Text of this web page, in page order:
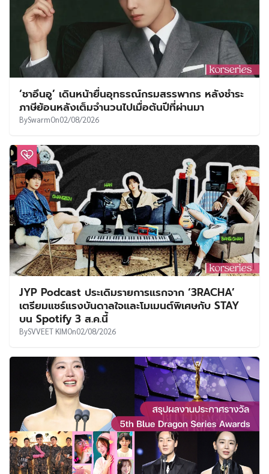
‘ชาอึนอู’ เดินหน้ายื่นอุทธรณ์กรมสรรพากร หลังชำระ
ภาษีย้อนหลังเต็มจำนวนไปเมื่อต้นปีที่ผ่านมา
BySwarmOn02/08/2026
JYP Podcast ประเดิมรายการแรกจาก ‘3RACHA’
เตรียมแชร์แรงบันดาลใจและโมเมนต์พิเศษกับ STAY
บน Spotify 3 ส.ค.นี้
BySVVEET KIMOn02/08/2026